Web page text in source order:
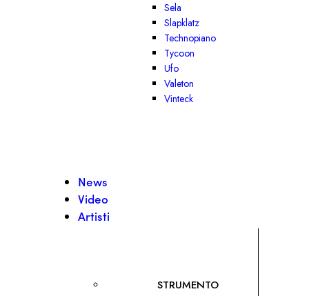
Sela
Slapklatz
Technopiano
Tycoon
Ufo
Valeton
Vinteck
News
Video
Artisti
STRUMENTO